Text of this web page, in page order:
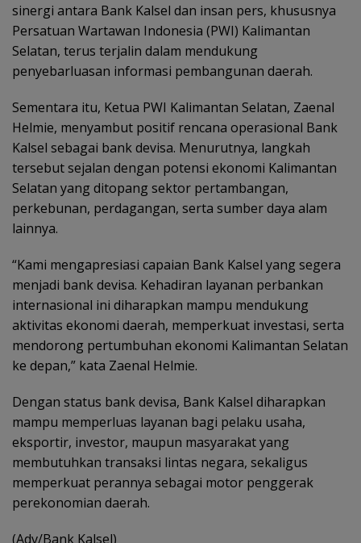
sinergi antara Bank Kalsel dan insan pers, khususnya
Persatuan Wartawan Indonesia (PWI) Kalimantan
Selatan, terus terjalin dalam mendukung
penyebarluasan informasi pembangunan daerah.
Sementara itu, Ketua PWI Kalimantan Selatan, Zaenal
Helmie, menyambut positif rencana operasional Bank
Kalsel sebagai bank devisa. Menurutnya, langkah
tersebut sejalan dengan potensi ekonomi Kalimantan
Selatan yang ditopang sektor pertambangan,
perkebunan, perdagangan, serta sumber daya alam
lainnya.
“Kami mengapresiasi capaian Bank Kalsel yang segera
menjadi bank devisa. Kehadiran layanan perbankan
internasional ini diharapkan mampu mendukung
aktivitas ekonomi daerah, memperkuat investasi, serta
mendorong pertumbuhan ekonomi Kalimantan Selatan
ke depan,” kata Zaenal Helmie.
Dengan status bank devisa, Bank Kalsel diharapkan
mampu memperluas layanan bagi pelaku usaha,
eksportir, investor, maupun masyarakat yang
membutuhkan transaksi lintas negara, sekaligus
memperkuat perannya sebagai motor penggerak
perekonomian daerah.
(Adv/Bank Kalsel)